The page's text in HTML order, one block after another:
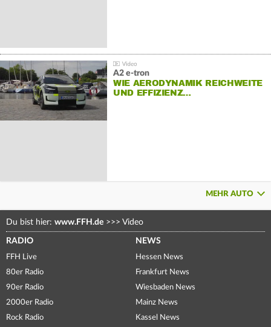
A2 e-tron
WIE AERODYNAMIK REICHWEITE
UND EFFIZIENZ…
MEHR AUTO
Du bist hier: www.FFH.de >>> Video
RADIO
FFH Live
80er Radio
90er Radio
2000er Radio
Rock Radio
NEWS
Hessen News
Frankfurt News
Wiesbaden News
Mainz News
Kassel News